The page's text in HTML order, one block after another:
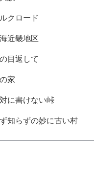
クロード
近畿地区
目返して
家
に書けない峠
知らずの妙に古い村